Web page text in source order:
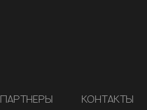
ПАРТНЕРЫ КОНТАКТЫ